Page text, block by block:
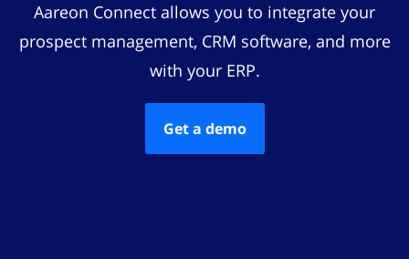
Aareon Connect allows you to integrate your
prospect management, CRM software, and more
with your ERP.
Get a demo